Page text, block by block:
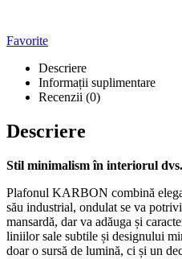
Favorite
Descriere
Informații suplimentare
Recenzii (0)
Descriere
Stil minimalism în interiorul dvs.
Plafonul KARBON combină
său industrial, ondulat se va
mansardă, dar va adăuga și
liniilor sale subtile și designului
doar o sursă de lumină, ci și un